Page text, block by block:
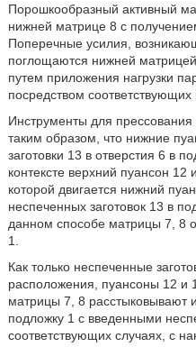
Порошкообразный активный
нижней матрице 8 с
Поперечные усилия,
поглощаются нижней
путем приложения нагрузки
посредством
Инструменты для
таким образом, что нижние
заготовки 13 в отверстия 6 в
контексте верхний пуансон 12
которой двигается нижний
неспеченных заготовок 13 в
данном способе матрицы 7, 8
1.
Как только неспеченные
расположения, пуансоны 12 и
матрицы 7, 8 расстыковывают
подложку 1 с введенными
соответствующих случаях, с